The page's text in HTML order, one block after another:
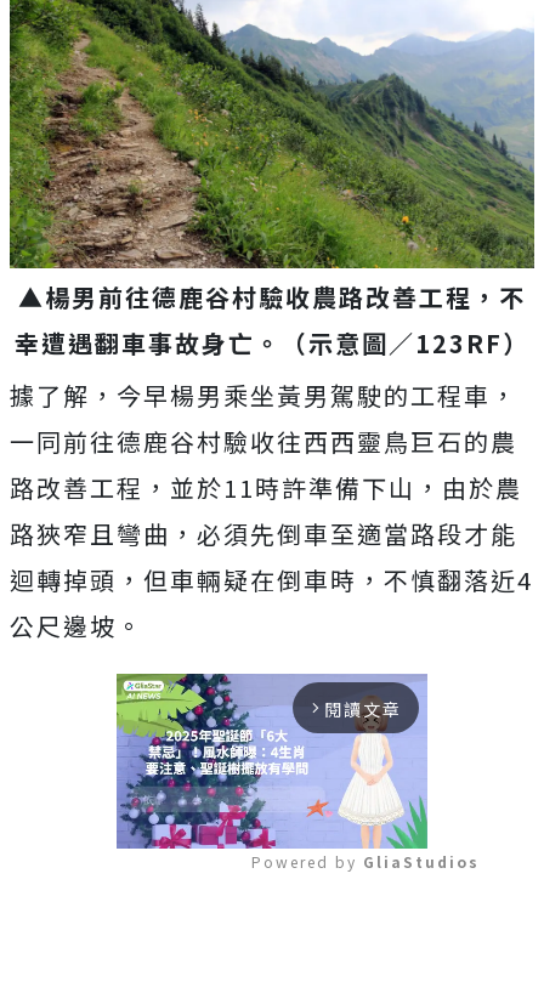
▲楊男前往德鹿谷村驗收農路改善工程，不
幸遭遇翻車事故身亡。（示意圖／123RF）
據了解，今早楊男乘坐黃男駕駛的工程車，
一同前往德鹿谷村驗收往西西靈鳥巨石的農
路改善工程，並於11時許準備下山，由於農
路狹窄且彎曲，必須先倒車至適當路段才能
迴轉掉頭，但車輛疑在倒車時，不慎翻落近4
公尺邊坡。
arrow_forward_ios 閱讀文章
Powered by GliaStudios